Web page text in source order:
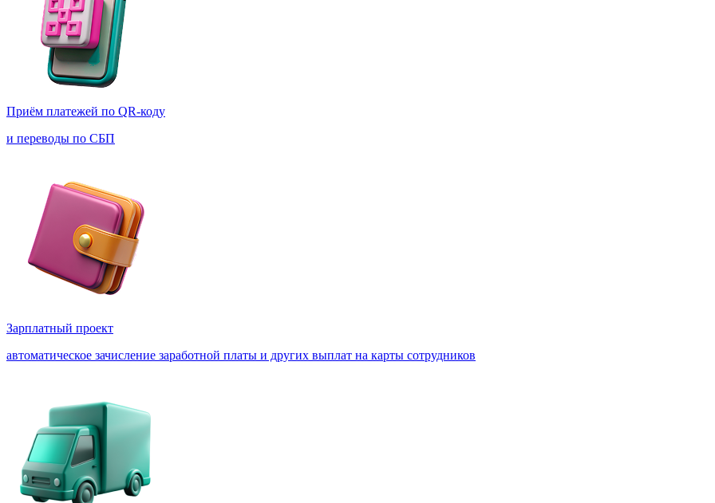
Приём платежей по QR-коду
и переводы по СБП
Зарплатный проект
автоматическое зачисление заработной платы и других выплат на карты сотрудников